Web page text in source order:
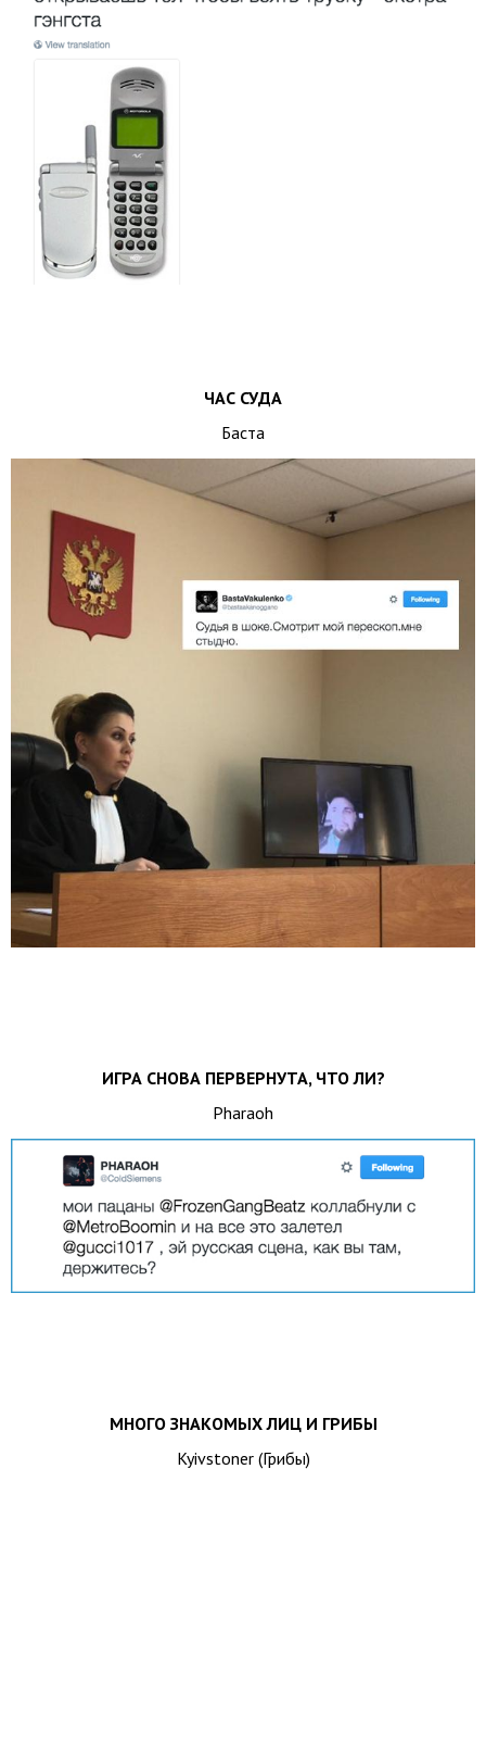
ЧАС СУДА
Баста
ИГРА СНОВА ПЕРВЕРНУТА, ЧТО ЛИ?
Pharaoh
МНОГО ЗНАКОМЫХ ЛИЦ И ГРИБЫ
Kyivstoner (Грибы)